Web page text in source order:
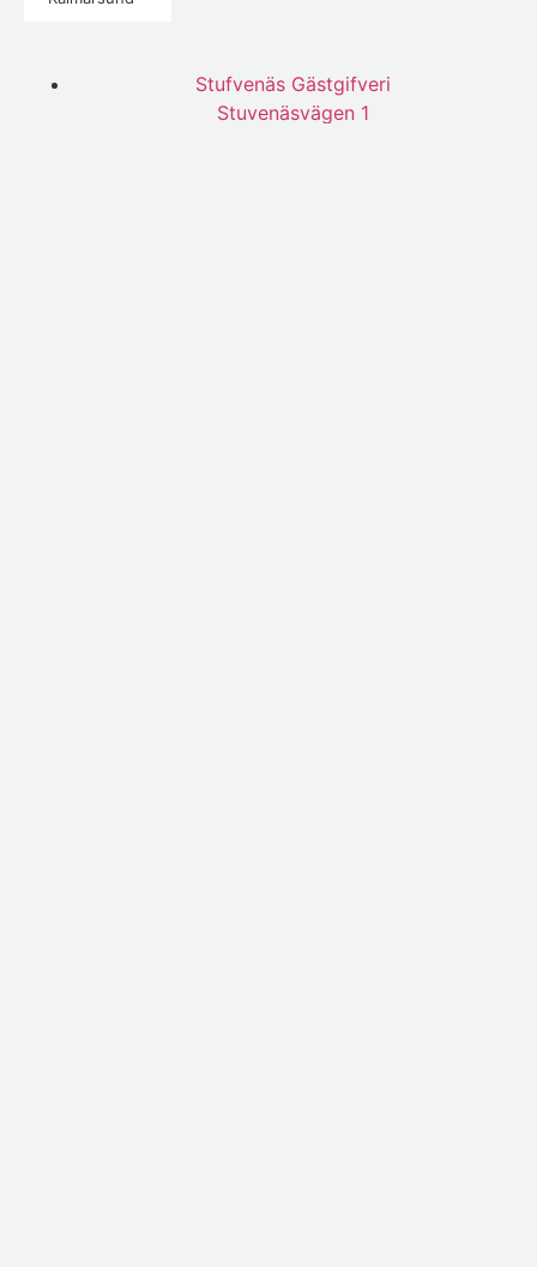
Stufvenäs Gästgifveri
Stuvenäsvägen 1